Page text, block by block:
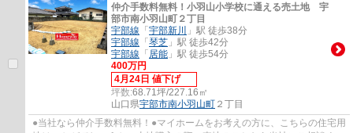
仲介手数料無料！小羽山小学校に通える売土地 宇
部市南小羽山町２丁目
宇部線 「 宇部新川
」駅 徒歩38分
宇部線 「 琴芝 」駅 徒歩42分
宇部線 「 居能 」駅 徒歩54分
400万円
4月24日 値下げ
坪数:68.71坪/227.16㎡
山口県宇部市南小羽山町 ２丁目
●当社なら仲介手数料無料！●マイホームをお考えの方に、こちらの住宅用